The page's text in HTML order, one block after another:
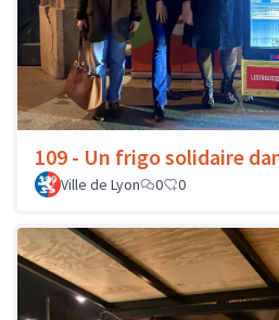
109 - Un frigo solidaire
Ville de Lyon
0 0